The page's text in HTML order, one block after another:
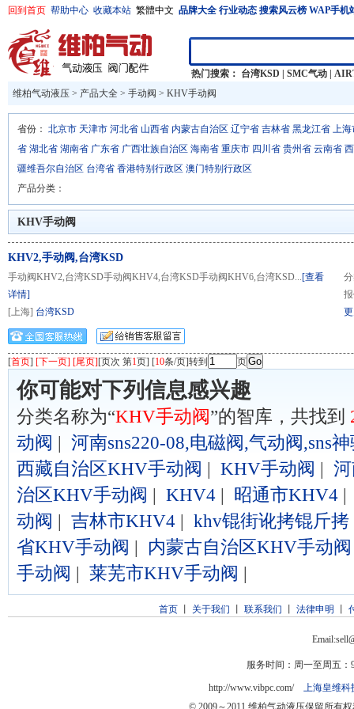
回到首页 帮助中心 收藏本站 繁體中文 品牌大全 行业动态 搜索风云榜 WAP手机
热门搜索： 台湾KSD SMC气动
维柏气动液压 > 产品大全 > 手动阀 > KHV手动阀
省份： 北京市 天津市 河北省 山西省 内蒙古自治区 辽宁省 吉林省 黑龙江省 上海
省 湖北省 湖南省 广东省 广西壮族自治区 海南省 重庆市 四川省 贵州省 云南省
疆维吾尔自治区 台湾省 香港特别行政区 澳门特别行政区
产品分类：
KHV手动阀
KHV2,手动阀,台湾KSD
手动阀KHV2,台湾KSD手动阀KHV4,台湾KSD手动阀KHV6,台湾KSD...[查看
详情]
[上海] 台湾KSD
[首页] [下一页] [尾页][页次 第1页] [10条/页]转到 页
你可能对下列信息感兴趣
分类名称为“KHV手动阀”的智库，共找到
动阀 | 河南sns220-08,电磁阀,气动阀,sns
西藏自治区KHV手动阀 | KHV手动阀 |
治区KHV手动阀 | KHV4 | 昭通市KHV4
动阀 | 吉林市KHV4 | khv锟街讹拷锟斤拷
省KHV手动阀 | 内蒙古自治区KHV手动阀
手动阀 | 莱芜市KHV手动阀 |
首页丨 关于我们 联系我们 法律申明
服务时间：周一至周五：
http://www.vibpc.com/ 上海皇维科
© 2009～2011 维柏气动液压保留所有